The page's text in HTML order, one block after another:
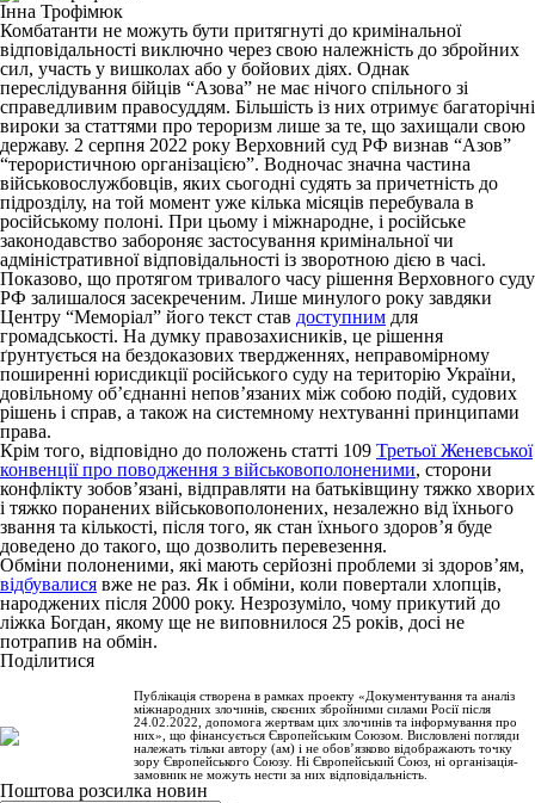
Інна Трофімюк
Комбатанти не можуть бути притягнуті до кримінальної
відповідальності виключно через свою належність до збройних
сил, участь у вишколах або у бойових діях. Однак
переслідування бійців “Азова” не має нічого спільного зі
справедливим правосуддям. Більшість із них отримує багаторічні
вироки за статтями про тероризм лише за те, що захищали свою
державу. 2 серпня 2022 року Верховний суд РФ визнав “Азов”
“терористичною організацією”. Водночас значна частина
військовослужбовців, яких сьогодні судять за причетність до
підрозділу, на той момент уже кілька місяців перебувала в
російському полоні. При цьому і міжнародне, і російське
законодавство забороняє застосування кримінальної чи
адміністративної відповідальності із зворотною дією в часі.
Показово, що протягом тривалого часу рішення Верховного суду
РФ залишалося засекреченим. Лише минулого року завдяки
Центру “Меморіал” його текст став доступним для
громадськості. На думку правозахисників, це рішення
ґрунтується на бездоказових твердженнях, неправомірному
поширенні юрисдикції російського суду на територію України,
довільному об’єднанні непов’язаних між собою подій, судових
рішень і справ, а також на системному нехтуванні принципами
права.
Крім того, відповідно до положень статті 109 Третьої Женевської
конвенції про поводження з військовополоненими, сторони
конфлікту зобов’язані, відправляти на батьківщину тяжко хворих
і тяжко поранених військовополонених, незалежно від їхнього
звання та кількості, після того, як стан їхнього здоров’я буде
доведено до такого, що дозволить перевезення.
Обміни полоненими, які мають серйозні проблеми зі здоров’ям,
відбувалися вже не раз. Як і обміни, коли повертали хлопців,
народжених після 2000 року. Незрозуміло, чому прикутий до
ліжка Богдан, якому ще не виповнилося 25 років, досі не
потрапив на обмін.
Поділитися
Публікація створена в рамках проекту «Документування та аналіз
міжнародних злочинів, скоєних збройними силами Росії після
24.02.2022, допомога жертвам цих злочинів та інформування про
них», що фінансується Європейським Союзом. Висловлені погляди
належать тільки автору (ам) і не обов’язково відображають точку
зору Європейського Союзу. Ні Європейський Союз, ні організація-
замовник не можуть нести за них відповідальність.
Поштова розсилка новин